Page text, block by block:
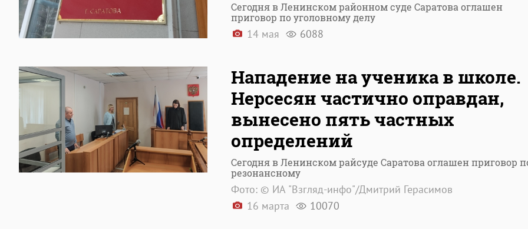
Сегодня в Ленинском районном суде Саратова оглашен
приговор по уголовному делу
14 мая 6088
Нападение на ученика в школе.
Нерсесян частично оправдан,
вынесено пять частных
определений
Сегодня в Ленинском райсуде Саратова оглашен приговор
резонансному
Фото: © ИА "Взгляд-инфо"/Дмитрий Герасимов
16 марта
10070